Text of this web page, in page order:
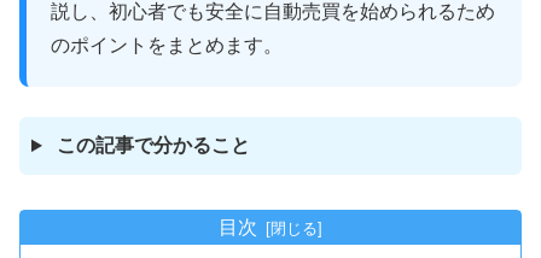
説し、初心者でも安全に自動売買を始められるため
のポイントをまとめます。
この記事で分かること
目次